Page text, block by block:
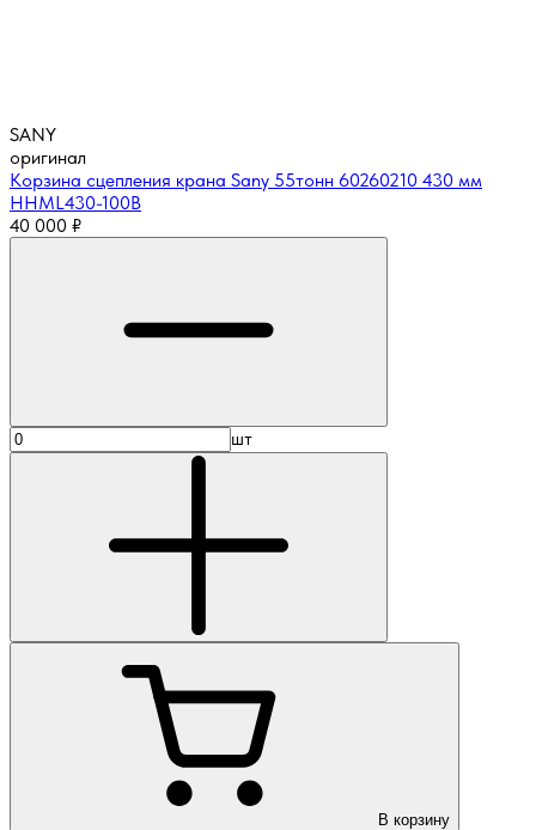
SANY
оригинал
Корзина сцепления крана Sany 55тонн 60260210 430 мм
HHML430-100B
40 000 ₽
шт
В корзину